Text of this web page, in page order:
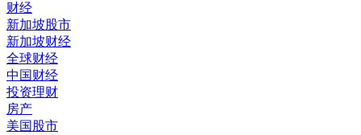
财经
新加坡股市
新加坡财经
全球财经
中国财经
投资理财
房产
美国股市